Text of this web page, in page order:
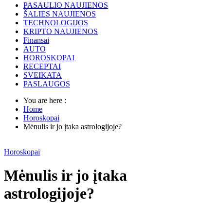
PASAULIO NAUJIENOS
ŠALIES NAUJIENOS
TECHNOLOGIJOS
KRIPTO NAUJIENOS
Finansai
AUTO
HOROSKOPAI
RECEPTAI
SVEIKATA
PASLAUGOS
You are here :
Home
Horoskopai
Mėnulis ir jo įtaka astrologijoje?
Horoskopai
Mėnulis ir jo įtaka
astrologijoje?